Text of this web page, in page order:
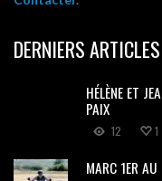
DERNIERS
HÉLÈNE ET
PAIX
12 1
MARC 1ER